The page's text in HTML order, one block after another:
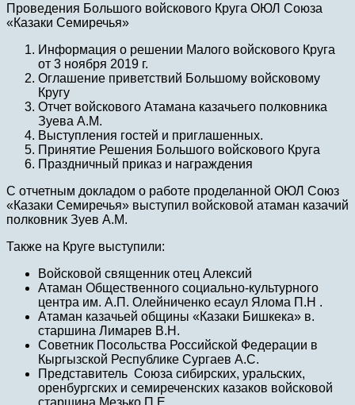
Проведения Большого войскового Круга ОЮЛ Союза
«Казаки Семиречья»
Информация о решении Малого войскового Круга
от 3 ноября 2019 г.
Оглашение приветствий Большому войсковому
Кругу
Отчет войскового Атамана казачьего полковника
Зуева А.М.
Выступления гостей и приглашенных.
Принятие Решения Большого войскового Круга
Праздничный приказ и награждения
С отчетным докладом о работе проделанной ОЮЛ Союз
«Казаки Семиречья» выступил войсковой атаман казачий
полковник Зуев А.М.
Также на Круге выступили:
Войсковой священник отец Алексий
Атаман Общественного социально-культурного
центра им. А.П. Олейниченко есаул Ялома П.Н .
Атаман казачьей общины «Казаки Бишкека» в.
старшина Лимарев В.Н.
Советник Посольства Российской Федерации в
Кыргызской Республике Сургаев А.С.
Представитель Союза сибирских, уральских,
оренбургских и семиреченских казаков войсковой
старшина Мезько П.Е.